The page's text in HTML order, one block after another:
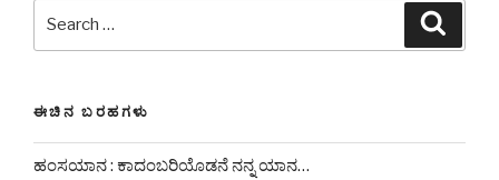
ಈಚಿನ ಬರಹಗಳು
ಹಂಸಯಾನ : ಕಾದಂಬರಿಯೊಡನೆ ನನ್ನ ಯಾನ…